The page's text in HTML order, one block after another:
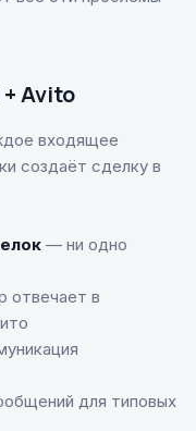
Avito
входящее
создаёт сделку в
— ни одно
в
для типовых